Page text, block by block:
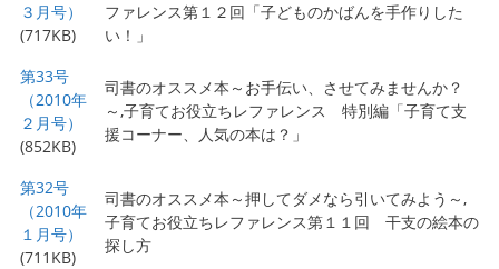
３月号）
(717KB)
ファレンス第１２回「子どものかばんを手作りした
い！」
第33号
（2010年
２月号）
(852KB)
司書のオススメ本～お手伝い、させてみませんか？
～,子育てお役立ちレファレンス 特別編「子育て支
援コーナー、人気の本は？」
第32号
（2010年
１月号）
(711KB)
司書のオススメ本～押してダメなら引いてみよう～,
子育てお役立ちレファレンス第１１回 干支の絵本の
探し方